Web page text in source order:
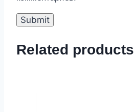
Related products